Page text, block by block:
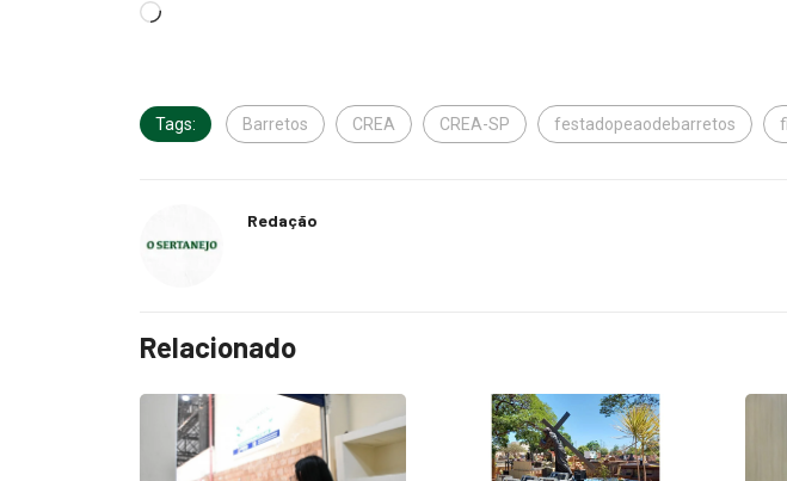
Tags: Barretos CREA CREA-SP festadopeaodebarretos
Redação
Relacionado